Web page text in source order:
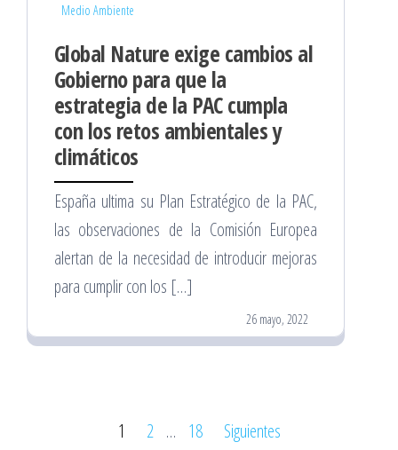
Medio Ambiente
Global Nature exige cambios al
Gobierno para que la
estrategia de la PAC cumpla
con los retos ambientales y
climáticos
España ultima su Plan Estratégico de la PAC,
las observaciones de la Comisión Europea
alertan de la necesidad de introducir mejoras
para cumplir con los […]
26 mayo, 2022
Paginación1 2 … 18 Siguientes